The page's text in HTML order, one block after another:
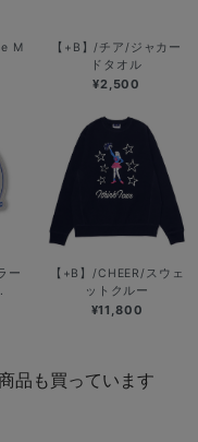
M
【+B】/チア/ジャカー
ドタオル
¥2,500
ー
【+B】/CHEER/スウェ
ットクルー
¥11,800
品も買っています